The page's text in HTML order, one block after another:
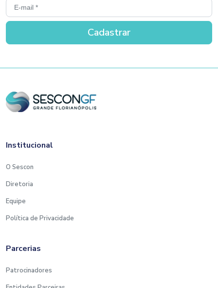
Institucional
O Sescon
Diretoria
Equipe
Política de Privacidade
Parcerias
Patrocinadores